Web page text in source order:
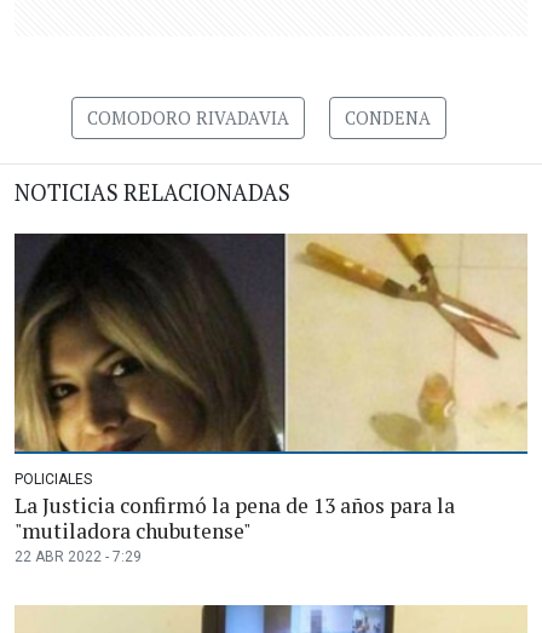
COMODORO RIVADAVIA CONDENA
NOTICIAS RELACIONADAS
POLICIALES
La Justicia confirmó la pena de 13 años para la
"mutiladora chubutense"
22 ABR 2022 - 7:29